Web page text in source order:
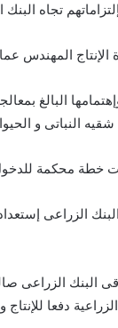
تجاه
الإنتاج المهندس
البالغ
النباتى و
خطة محكمة
الزراعى
البنك الزراعى
دفعا للإنتاج و